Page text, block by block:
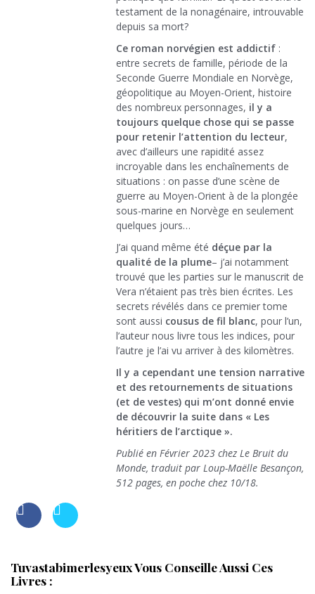
testament de la nonagénaire, introuvable
depuis sa mort?
Ce roman norvégien est addictif :
entre secrets de famille, période de la
Seconde Guerre Mondiale en Norvège,
géopolitique au Moyen-Orient, histoire
des nombreux personnages, il y a
toujours quelque chose qui se passe
pour retenir l’attention du lecteur,
avec d’ailleurs une rapidité assez
incroyable dans les enchaînements de
situations : on passe d’une scène de
guerre au Moyen-Orient à de la plongée
sous-marine en Norvège en seulement
quelques jours…
J’ai quand même été déçue par la
qualité de la plume– j’ai notamment
trouvé que les parties sur le manuscrit de
Vera n’étaient pas très bien écrites. Les
secrets révélés dans ce premier tome
sont aussi cousus de fil blanc, pour l’un,
l’auteur nous livre tous les indices, pour
l’autre je l’ai vu arriver à des kilomètres.
Il y a cependant une tension narrative
et des retournements de situations
(et de vestes) qui m’ont donné envie
de découvrir la suite dans « Les
héritiers de l’arctique ».
Publié en Février 2023 chez Le Bruit du
Monde, traduit par Loup-Maëlle Besançon,
512 pages, en poche chez 10/18.
Tuvastabimerlesyeux Vous Conseille Aussi Ces
Livres :